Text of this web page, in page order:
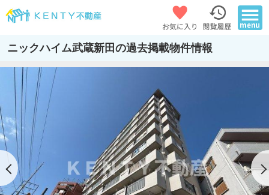
ニックハイム武蔵新田の過去掲載物件情報